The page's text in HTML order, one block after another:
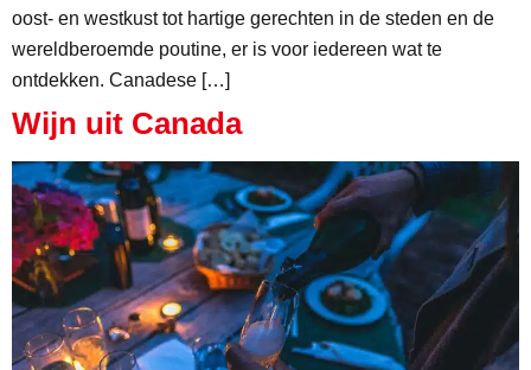
oost- en westkust tot hartige gerechten in de steden en de
wereldberoemde poutine, er is voor iedereen wat te
ontdekken. Canadese […]
Wijn uit Canada